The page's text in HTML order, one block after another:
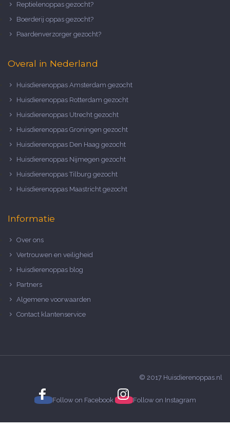
Reptielenoppas gezocht?
Boerderij oppas gezocht?
Paardenverzorger gezocht?
Overal in Nederland
Huisdierenoppas Amsterdam gezocht
Huisdierenoppas Rotterdam gezocht
Huisdierenoppas Utrecht gezocht
Huisdierenoppas Groningen gezocht
Huisdierenoppas Den Haag gezocht
Huisdierenoppas Nijmegen gezocht
Huisdierenoppas Tilburg gezocht
Huisdierenoppas Maastricht gezocht
Informatie
Over ons
Vertrouwen en veiligheid
Huisdierenoppas blog
Partners
Algemene voorwaarden
Contact klantenservice
© 2017 Huisdierenoppas.nl
Follow on Facebook Follow on Instagram